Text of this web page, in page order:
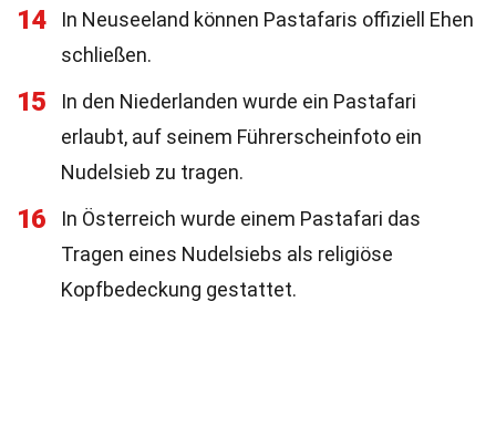
14
In Neuseeland können Pastafaris offiziell Ehen
schließen.
15
In den Niederlanden wurde ein Pastafari
erlaubt, auf seinem Führerscheinfoto ein
Nudelsieb zu tragen.
16
In Österreich wurde einem Pastafari das
Tragen eines Nudelsiebs als religiöse
Kopfbedeckung gestattet.